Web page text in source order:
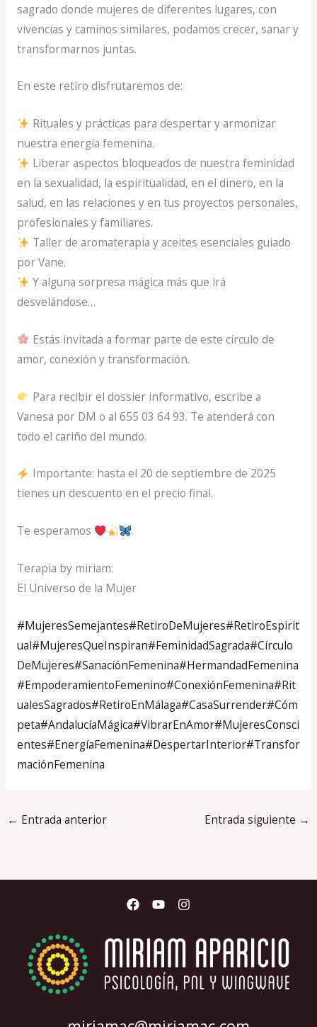
sagrado donde mujeres de diferentes lugares, con
vivencias y caminos similares, podamos crecer, sanar y
transformarnos juntas.
En este retiro disfrutaremos de:
Rituales y prácticas para despertar y armonizar
nuestra energía femenina.
Liberar aspectos bloqueados de nuestra feminidad
en la sexualidad, la espiritualidad, en el dinero, en la
salud, en las relaciones y en tus proyectos personales,
profesionales y familiares.
Taller de aromaterapia y aceites esenciales guiado
por Vane.
Y alguna sorpresa mágica más que irá
desvelándose…
Estás invitada a formar parte de este círculo de
amor, conexión y transformación.
Para recibir el dossier informativo, escribe a
Vanesa por DM o al 655 03 64 93. Te atenderá con
todo el cariño del mundo.
Importante: hasta el 20 de septiembre de 2025
tienes un descuento en el precio final.
Te esperamos .
Terapia by miriam:
El Universo de la Mujer
#MujeresSemejantes#RetiroDeMujeres#RetiroEspirit
ual#MujeresQueInspiran#FeminidadSagrada#Círculo
DeMujeres#SanaciónFemenina#HermandadFemenina
#EmpoderamientoFemenino#ConexiónFemenina#Rit
ualesSagrados#RetiroEnMálaga#CasaSurrender#Cóm
peta#AndalucíaMágica#VibrarEnAmor#MujeresConsci
entes#EnergíaFemenina#DespertarInterior#Transfor
maciónFemenina
← Entrada anterior Entrada siguiente →